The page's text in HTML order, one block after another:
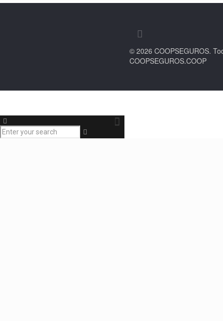
© 2026 COOPSEGUROS.
COOPSEGUROS.COOP